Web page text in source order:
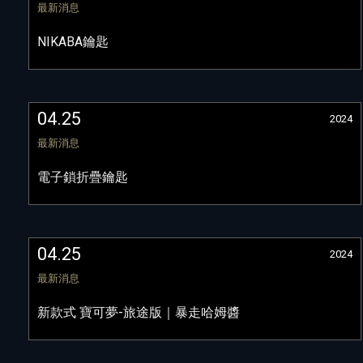
最新消息
NIKABA鑰匙
04.25
2024
最新消息
電子鎖折疊鑰匙
04.25
2024
最新消息
新款式 寶可夢-旅途版｜暴走哈姆醬